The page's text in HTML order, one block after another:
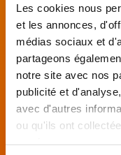
Les cookies nous
et les annonces,
médias sociaux et
partageons
notre site avec nos
publicité et
avec d'autres
ou qu'ils ont
retrouvez notre
garages
Je choisis
présente au
J’effectue ma
commande
directement
du réparateur.